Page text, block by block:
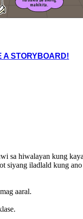
makikita.
A STORYBOARD!
sa hiwalayan kung
siyang iladlald kung
aaral.
.